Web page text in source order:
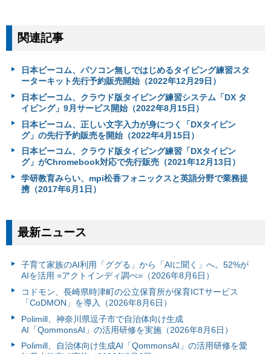
関連記事
日本ビーコム、パソコン無しではじめるタイピング練習スタ
ーターキット先行予約販売開始（2022年12月29日）
日本ビーコム、クラウド版タイピング練習システム「DX タ
イピング」9月サービス開始（2022年8月15日）
日本ビーコム、正しい文字入力が身につく「DXタイピン
グ」の先行予約販売を開始（2022年4月15日）
日本ビーコム、クラウド版タイピング練習「DXタイピン
グ」がChromebook対応で先行販売（2021年12月13日）
学研教育みらい、mpi松香フォニックスと英語分野で業務提
携（2017年6月1日）
最新ニュース
子育て家族のAI利用「ググる」から「AIに聞く」へ。52%が
AIを活用 =アクトインディ調べ=（2026年8月6日）
コドモン、長崎県時津町の公立保育所が保育ICTサービス
「CoDMON」を導入（2026年8月6日）
Polimill、神奈川県逗子市で自治体向け生成
AI「QommonsAI」の活用研修を実施（2026年8月6日）
Polimill、自治体向け生成AI「QommonsAI」の活用研修を愛